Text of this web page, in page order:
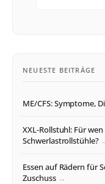
NEUESTE BEITRÄGE
ME/CFS: Symptome,
XXL-Rollstuhl: Für
Schwerlastrollstühle?
Essen auf Rädern für
Zuschuss